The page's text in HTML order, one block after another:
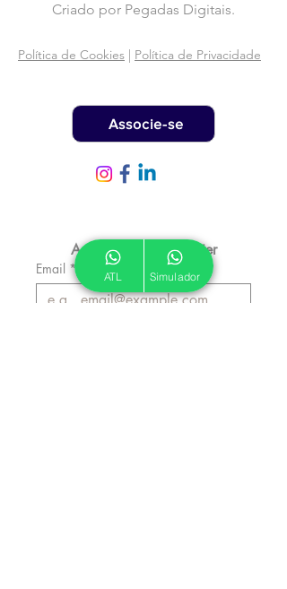
Criado por Pegadas Digitais.
Política de Cookies | Política de Privacidade
Associe-se
Assine nossa Newsletter
Email * ATL Simulador